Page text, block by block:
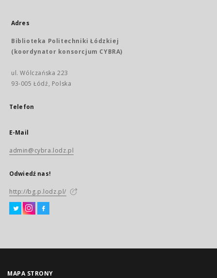
Adres
Biblioteka Politechniki Łódzkiej
(koordynator konsorcjum CYBRA)
ul. Wólczańska 223
93-005 Łódź, Polska
Telefon
E-Mail
admin@cybra.lodz.pl
Odwiedź nas!
http://bg.p.lodz.pl/
MAPA STRONY